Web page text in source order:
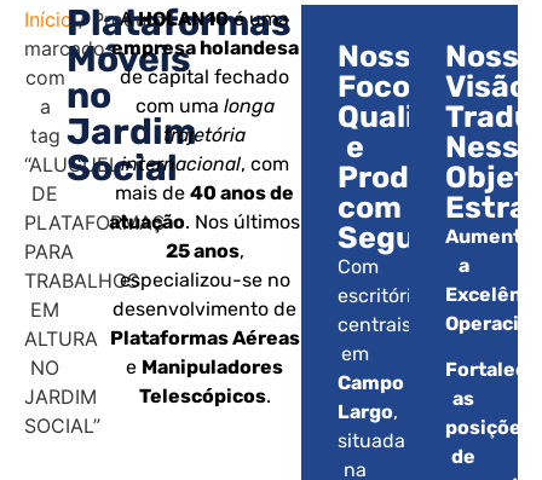
Início / Produtos
marcados
com
a
tag
“ALUGUEL
DE
PLATAFORMAS
PARA
TRABALHOS
EM
ALTURA
NO
JARDIM
SOCIAL”
Plataformas
Móveis
no
Jardim
Social
AHOLAN10é uma
empresa holandesa
de capital fechado
com uma longa
trajetória
internacional, com
mais de40 anos de
atuação. Nos últimos
25 anos,
especializou-se no
desenvolvimento de
Plataformas Aéreas
e Manipuladores
Telescópicos.
Nosso
Foco:
Qualidade
e
com
Segurança.
Com
escritórios
centrais
em
Campo
Largo,
situada
na
Nossa
Visão:
Aumentar
a
as
posições
de